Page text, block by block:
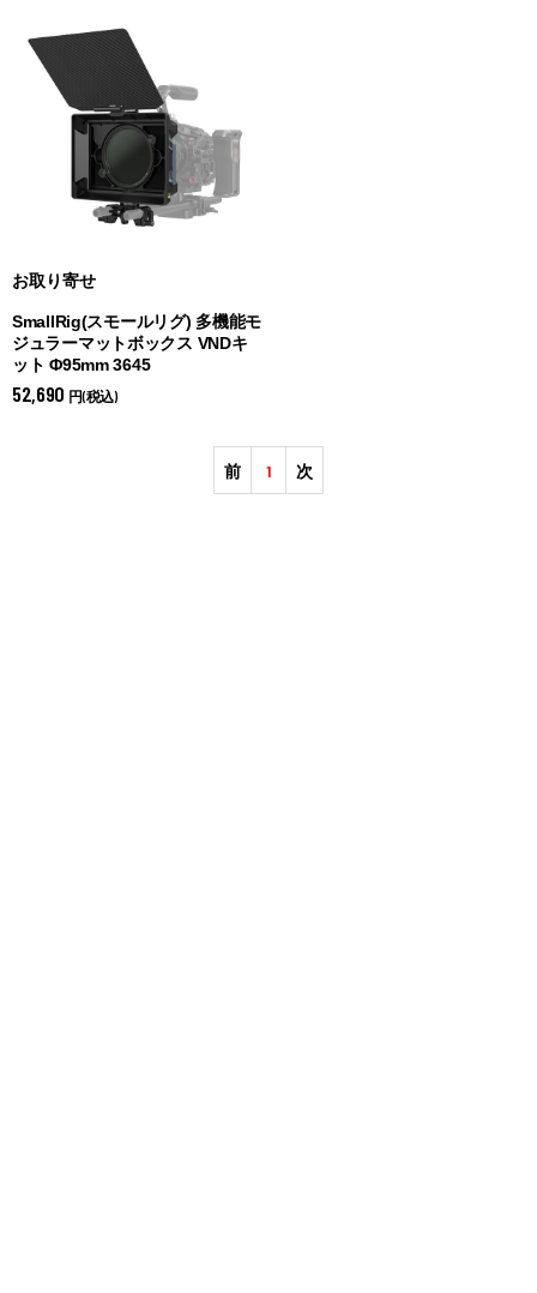
お取り寄せ
SmallRig(スモールリグ) 多機能モ
ジュラーマットボックス VNDキ
ット Φ95mm 3645
52,690 円(税込)
前 1 次